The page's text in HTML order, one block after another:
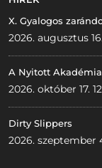
X. Gyalogos
2026. augusztus
A Nyitott
2026. október 17.
Dirty Slippers
2026. szeptember